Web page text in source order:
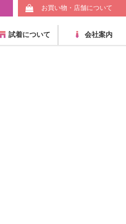
お買い物・店舗について
試着について 会社案内